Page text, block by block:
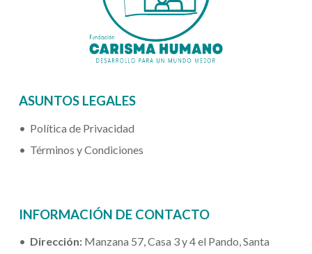
ASUNTOS LEGALES
• Política de Privacidad
• Términos y Condiciones
INFORMACIÓN DE CONTACTO
• Dirección: Manzana 57, Casa 3 y 4 el Pando, Santa